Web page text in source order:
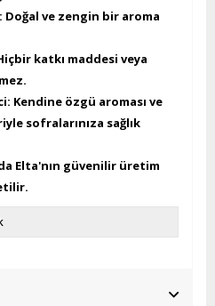
Doğal ve zengin bir aroma
katkı maddesi veya
Kendine özgü aroması ve
sofralarınıza sağlık
Elta'nın güvenilir üretim